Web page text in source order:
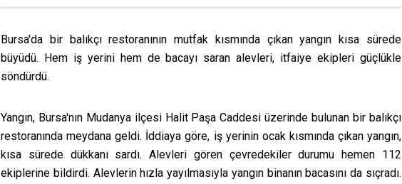
Bursa'da bir balıkçı restoranının mutfak kısmında çıkan yangın kısa sürede
büyüdü. Hem iş yerini hem de bacayı saran alevleri, itfaiye ekipleri güçlükle
söndürdü.
Yangın, Bursa'nın Mudanya ilçesi Halit Paşa Caddesi üzerinde bulunan bir balıkçı
restoranında meydana geldi. İddiaya göre, iş yerinin ocak kısmında çıkan yangın,
kısa sürede dükkanı sardı. Alevleri gören çevredekiler durumu hemen 112
ekiplerine bildirdi. Alevlerin hızla yayılmasıyla yangın binanın bacasını da sıçradı.